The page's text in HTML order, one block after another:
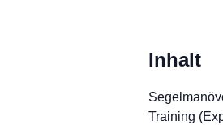
Inhalt
Training